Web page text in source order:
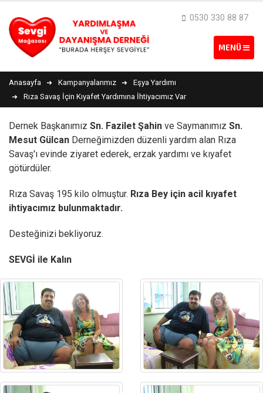
0530 330 88 87
Anasayfa Kampanyalarımız
Eşya Yardımı
Rıza Savaş İçin Kıyafet Yardımına İhtiyacımız Var
Dernek Başkanımız Sn. Fazilet Şahin ve Saymanımız Sn.
Mesut Gülcan Derneğimizden düzenli yardım alan Rıza
Savaş'ı evinde ziyaret ederek, erzak yardımı ve kıyafet
götürdüler.
Rıza Savaş 195 kilo olmuştur. Rıza Bey için acil kıyafet
ihtiyacımız bulunmaktadır.
Desteğinizi bekliyoruz.
SEVGİ ile Kalın